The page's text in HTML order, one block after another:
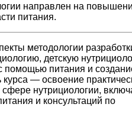
направлен на
питания.
методологии
детскую
помощью питания и
— освоение
нутрициологии,
и консультаций по